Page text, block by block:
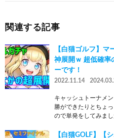
関連する記事
【白猫ゴルフ】
神展開ｗ 超低確率
ーです！
2022.11.14
キャッシュトーナメ
勝ができたりとちょ
ので単発をしてみま
【白猫GOLF】【